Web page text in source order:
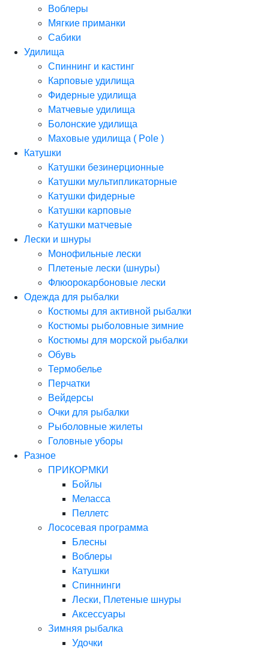
Воблеры
Мягкие приманки
Сабики
Удилища
Спиннинг и кастинг
Карповые удилища
Фидерные удилища
Матчевые удилища
Болонские удилища
Маховые удилища ( Pole )
Катушки
Катушки безинерционные
Катушки мультипликаторные
Катушки фидерные
Катушки карповые
Катушки матчевые
Лески и шнуры
Монофильные лески
Плетеные лески (шнуры)
Флюорокарбоновые лески
Одежда для рыбалки
Костюмы для активной рыбалки
Костюмы рыболовные зимние
Костюмы для морской рыбалки
Обувь
Термобелье
Перчатки
Вейдерсы
Очки для рыбалки
Рыболовные жилеты
Головные уборы
Разное
ПРИКОРМКИ
Бойлы
Меласса
Пеллетс
Лососевая программа
Блесны
Воблеры
Катушки
Спиннинги
Лески, Плетеные шнуры
Аксессуары
Зимняя рыбалка
Удочки